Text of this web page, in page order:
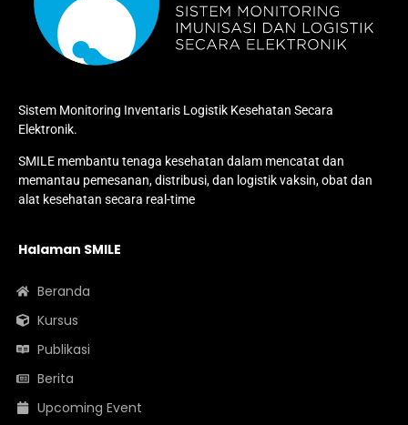
Sistem Monitoring Inventaris Logistik Kesehatan Secara
Elektronik.
SMILE membantu tenaga kesehatan dalam mencatat dan
memantau pemesanan, distribusi, dan logistik vaksin, obat dan
alat kesehatan secara real-time
Halaman SMILE
Beranda
Kursus
Publikasi
Berita
Upcoming Event